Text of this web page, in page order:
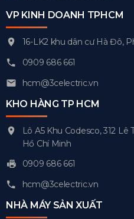
VP KINH DOANH TPHCM
16-LK2 khu dân cư Hà Đô,
0909 686 661
hcm@3celectric.vn
KHO HÀNG TP HCM
Lô A5 Khu Codesco, 312
Hồ Chí Minh
0909 686 661
hcm@3celectric.vn
NHÀ MÁY SẢN XUẤT